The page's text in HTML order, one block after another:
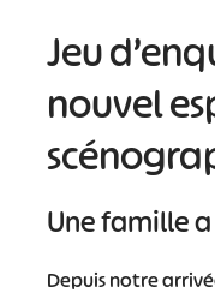
Jeu
nouvel
Une famille
Depuis notre